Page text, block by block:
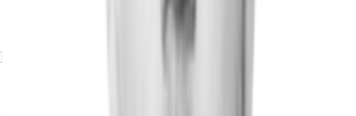
Exposé herunterladen